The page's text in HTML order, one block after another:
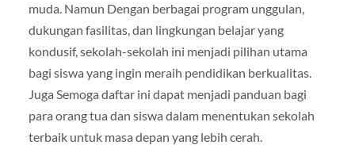
muda. Namun Dengan berbagai program unggulan,
dukungan fasilitas, dan lingkungan belajar yang
kondusif, sekolah-sekolah ini menjadi pilihan utama
bagi siswa yang ingin meraih pendidikan berkualitas.
Juga Semoga daftar ini dapat menjadi panduan bagi
para orang tua dan siswa dalam menentukan sekolah
terbaik untuk masa depan yang lebih cerah.